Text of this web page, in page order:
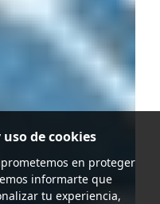
de cookies
en proteger
informarte que
tu experiencia,